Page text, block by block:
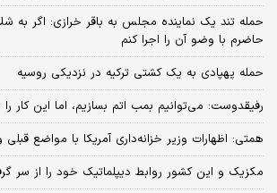
حمله تند یک نماینده مجلس به باقر خرازی: اگر
حاضرم با وضو آن را اجرا کنم
حمله پهپادی به یک کشتی ترکیه در نزدیکی روسیه
رفیقدوست: می‌توانیم بمب اتم بسازیم، اما این کار
همتی: اظهارات وزیر خزانه‌داری آمریکا با مواضع
مکزیک و این کشور روابط دیپلماتیک خود را از سر